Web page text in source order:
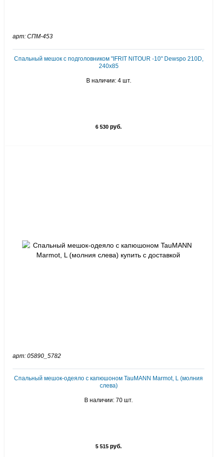
арт: СПМ-453
Спальный мешок с подголовником "IFRIT NITOUR -10" Dewspo 210D,
240х85
В наличии: 4 шт.
6 530 руб.
арт: 05890_5782
Спальный мешок-одеяло с капюшоном TauMANN Marmot, L (молния
слева)
В наличии: 70 шт.
5 515 руб.